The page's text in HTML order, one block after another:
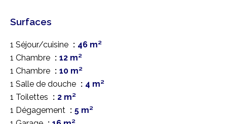
Surfaces
1 Séjour/cuisine
46 m²
1 Chambre
12 m²
1 Chambre
10 m²
1 Salle de douche
4 m²
1 Toilettes
2 m²
1 Dégagement
5 m²